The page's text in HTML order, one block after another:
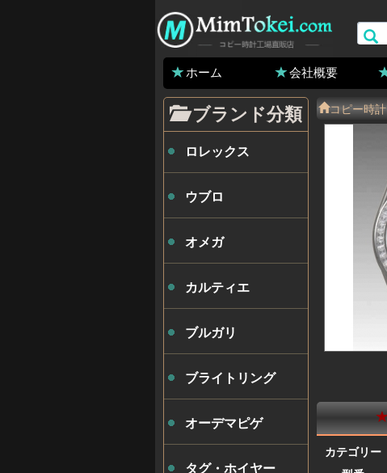
ホーム 会社概要
コピー時計
カテゴリー
ブランド分類
ロレックス
ウブロ
オメガ
カルティエ
ブルガリ
ブライトリング
オーデマピゲ
タグ・ホイヤー